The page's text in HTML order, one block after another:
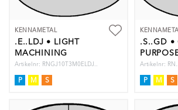
KENNAMETAL
.E..LDJ • LIGHT
MACHINING
Artikelnr: RNGJ10T3M0ELDJ..
P M S
.S..GD •
Artikelnr:
P M S